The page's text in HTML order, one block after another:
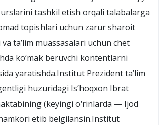
tashkil etish orqali talabalarga
topishlari uchun zarur sharoit
ta’lim muassasalari uchun chet
ko‘mak beruvchi kontentlarni
yaratishda.Institut Prezident ta’lim
huzuridagi Is’hoqxon Ibrat
(keyingi o‘rinlarda — Ijod
etib belgilansin.Institut